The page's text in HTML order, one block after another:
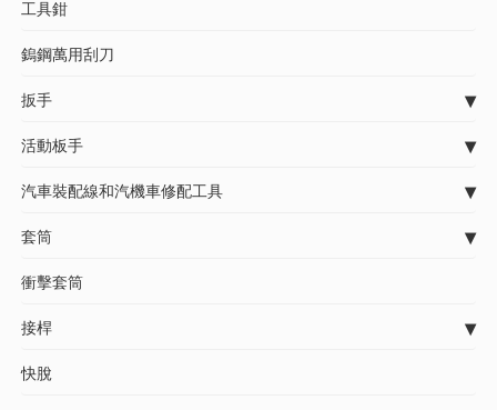
工具鉗
鎢鋼萬用刮刀
扳手
活動板手
汽車裝配線和汽機車修配工具
套筒
衝擊套筒
接桿
快脫